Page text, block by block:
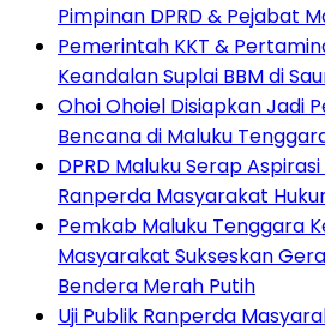
Pimpinan DPRD & Pejabat
Pemerintah KKT &
Keandalan Suplai BBM di
Ohoi Ohoiel Disiapkan Jadi
Bencana di Maluku
DPRD Maluku Serap
Ranperda Masyarakat
Pemkab Maluku Tenggara
Masyarakat Sukseskan
Bendera Merah Putih
Uji Publik Ranperda